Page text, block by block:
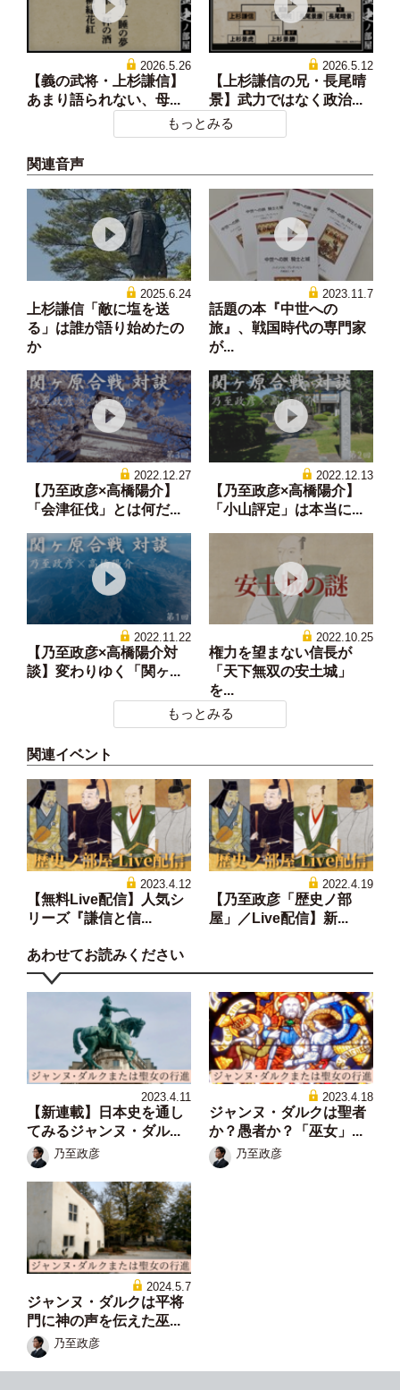
2026.5.26
【義の武将・上杉謙信】
あまり語られない、母...
2026.5.12
【上杉謙信の兄・長尾晴
景】武力ではなく政治...
もっとみる
関連音声
2025.6.24
上杉謙信「敵に塩を送
る」は誰が語り始めたの
か
2023.11.7
話題の本『中世への
旅』、戦国時代の専門家
が...
2022.12.27
【乃至政彦×高橋陽介】
「会津征伐」とは何だ...
2022.12.13
【乃至政彦×高橋陽介】
「小山評定」は本当に...
2022.11.22
【乃至政彦×高橋陽介対
談】変わりゆく「関ヶ...
2022.10.25
権力を望まない信長が
「天下無双の安土城」
を...
もっとみる
関連イベント
2023.4.12
【無料Live配信】人気シ
リーズ『謙信と信...
2022.4.19
【乃至政彦「歴史ノ部
屋」／Live配信】新...
あわせてお読みください
2023.4.11
【新連載】日本史を通し
てみるジャンヌ・ダル...
乃至政彦
2023.4.18
ジャンヌ・ダルクは聖者
か？愚者か？「巫女」...
乃至政彦
2024.5.7
ジャンヌ・ダルクは平将
門に神の声を伝えた巫...
乃至政彦